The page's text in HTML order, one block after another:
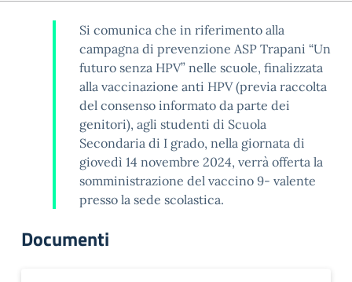
Si comunica che in riferimento alla
campagna di prevenzione ASP Trapani “Un
futuro senza HPV” nelle scuole, finalizzata
alla vaccinazione anti HPV (previa raccolta
del consenso informato da parte dei
genitori), agli studenti di Scuola
Secondaria di I grado, nella giornata di
giovedì 14 novembre 2024, verrà offerta la
somministrazione del vaccino 9- valente
presso la sede scolastica.
Documenti